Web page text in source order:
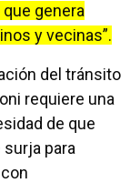
genera
y vecinas”.
del tránsito
requiere una
de que
para